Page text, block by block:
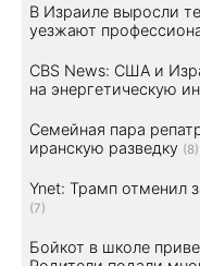
В Израиле выросли
уезжают
CBS News: США и
на энергетическую
Семейная пара
иранскую разведку (8)
Ynet: Трамп отменил
(7)
Бойкот в школе